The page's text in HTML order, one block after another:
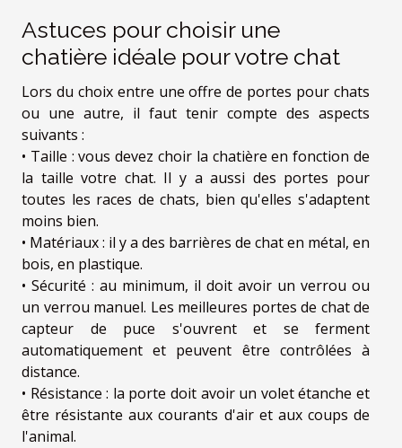
Astuces pour choisir une
chatière idéale pour votre chat
Lors du choix entre une offre de portes pour chats
ou une autre, il faut tenir compte des aspects
suivants :
• Taille : vous devez choir la chatière en fonction de
la taille votre chat. Il y a aussi des portes pour
toutes les races de chats, bien qu'elles s'adaptent
moins bien.
• Matériaux : il y a des barrières de chat en métal, en
bois, en plastique.
• Sécurité : au minimum, il doit avoir un verrou ou
un verrou manuel. Les meilleures portes de chat de
capteur de puce s'ouvrent et se ferment
automatiquement et peuvent être contrôlées à
distance.
• Résistance : la porte doit avoir un volet étanche et
être résistante aux courants d'air et aux coups de
l'animal.